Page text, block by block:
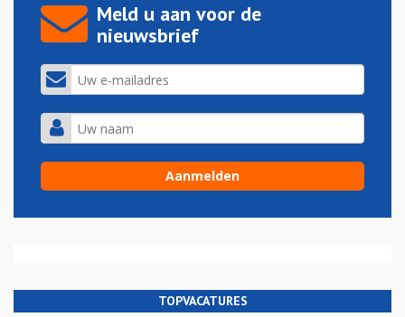
Meld u aan voor de
nieuwsbrief
TOPVACATURES